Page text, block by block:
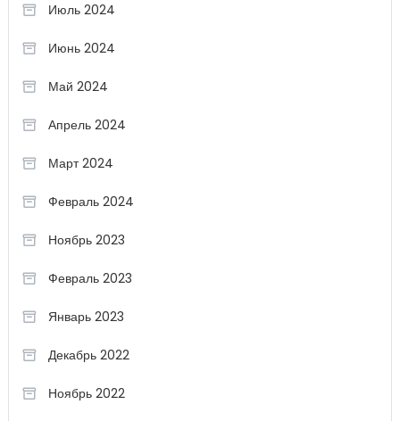
Июль 2024
Июнь 2024
Май 2024
Апрель 2024
Март 2024
Февраль 2024
Ноябрь 2023
Февраль 2023
Январь 2023
Декабрь 2022
Ноябрь 2022